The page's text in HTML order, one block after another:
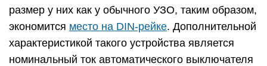
размер у них как у обычного УЗО, таким образом,
экономится место на DIN-рейке. Дополнительной
характеристикой такого устройства является
номинальный ток автоматического выключателя